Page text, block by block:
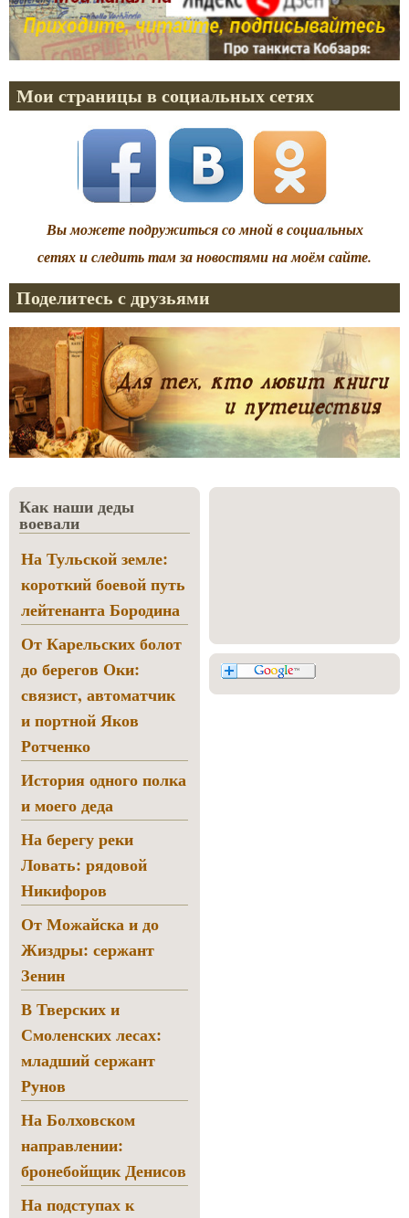
Мои страницы в социальных сетях
Вы можете подружиться со мной в социальных
сетях и следить там за новостями на моём сайте.
Поделитесь с друзьями
Как наши деды
воевали
На Тульской земле:
короткий боевой путь
лейтенанта Бородина
От Карельских болот
до берегов Оки:
связист, автоматчик
и портной Яков
Ротченко
История одного полка
и моего деда
На берегу реки
Ловать: рядовой
Никифоров
От Можайска и до
Жиздры: сержант
Зенин
В Тверских и
Смоленских лесах:
младший сержант
Рунов
На Болховском
направлении:
бронебойщик Денисов
На подступах к